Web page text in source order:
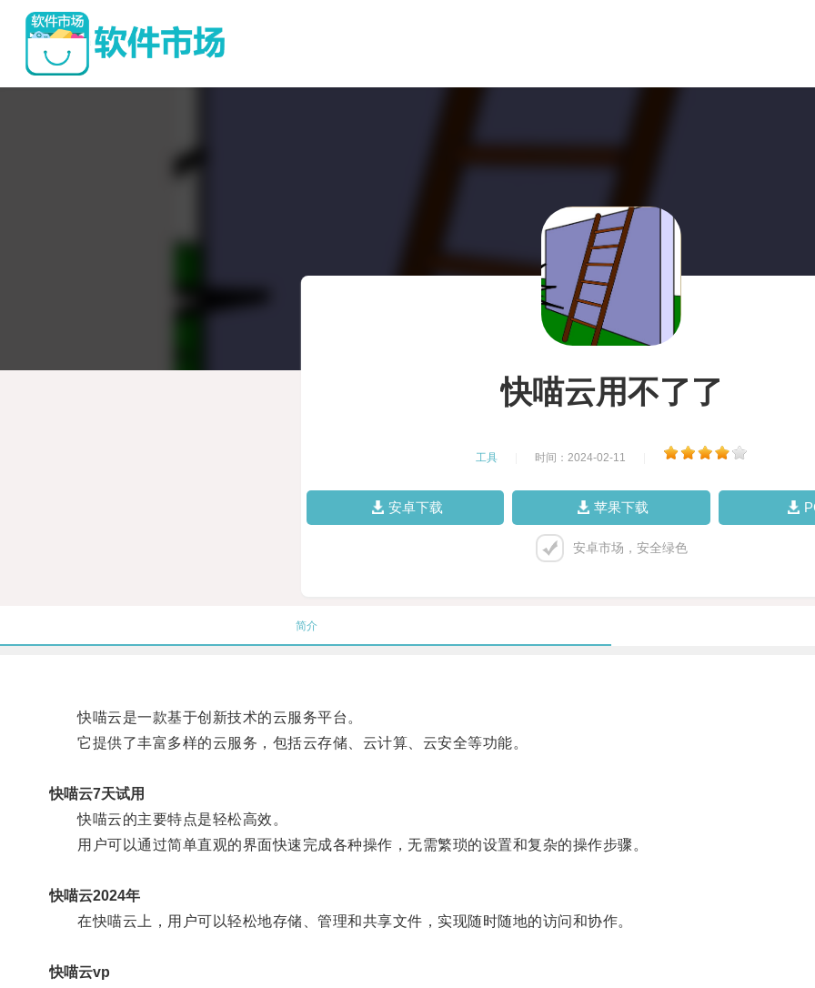
快喵云用不了了
工具 时间：2024-02-11
安卓下载 苹果下载
安卓市场，安全绿色
简介
快喵云是一款基于创新技术的云服务平台。
它提供了丰富多样的云服务，包括云存储、云计算、云安全等功能。
快喵云7天试用
快喵云的主要特点是轻松高效。
用户可以通过简单直观的界面快速完成各种操作，无需繁琐的设置和复杂的操作步骤。
快喵云2024年
在快喵云上，用户可以轻松地存储、管理和共享文件，实现随时随地的访问和协作。
快喵云vp